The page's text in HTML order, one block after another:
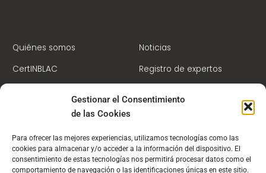
Gestionar el Consentimiento
de las Cookies
Para ofrecer las mejores experiencias, utilizamos tecnologías como las
cookies para almacenar y/o acceder a la información del dispositivo. El
consentimiento de estas tecnologías nos permitirá procesar datos como el
comportamiento de navegación o las identificaciones únicas en este sitio.
Quiénes somos
CertINBLAC
Noticias
Registro de expertos